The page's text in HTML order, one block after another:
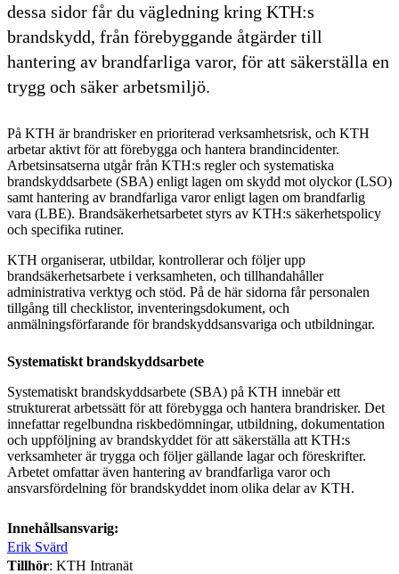
dessa sidor får du vägledning kring KTH:s
brandskydd, från förebyggande åtgärder till
hantering av brandfarliga varor, för att säkerställa en
trygg och säker arbetsmiljö.
På KTH är brandrisker en prioriterad verksamhetsrisk, och KTH
arbetar aktivt för att förebygga och hantera brandincidenter.
Arbetsinsatserna utgår från KTH:s regler och systematiska
brandskyddsarbete (SBA) enligt lagen om skydd mot olyckor (LSO)
samt hantering av brandfarliga varor enligt lagen om brandfarlig
vara (LBE). Brandsäkerhetsarbetet styrs av KTH:s säkerhetspolicy
och specifika rutiner.
KTH organiserar, utbildar, kontrollerar och följer upp
brandsäkerhetsarbete i verksamheten, och tillhandahåller
administrativa verktyg och stöd. På de här sidorna får personalen
tillgång till checklistor, inventeringsdokument, och
anmälningsförfarande för brandskyddsansvariga och utbildningar.
Systematiskt brandskyddsarbete
Systematiskt brandskyddsarbete (SBA) på KTH innebär ett
strukturerat arbetssätt för att förebygga och hantera brandrisker. Det
innefattar regelbundna riskbedömningar, utbildning, dokumentation
och uppföljning av brandskyddet för att säkerställa att KTH:s
verksamheter är trygga och följer gällande lagar och föreskrifter.
Arbetet omfattar även hantering av brandfarliga varor och
ansvarsfördelning för brandskyddet inom olika delar av KTH.
Innehållsansvarig:
Erik Svärd
Tillhör: KTH Intranät